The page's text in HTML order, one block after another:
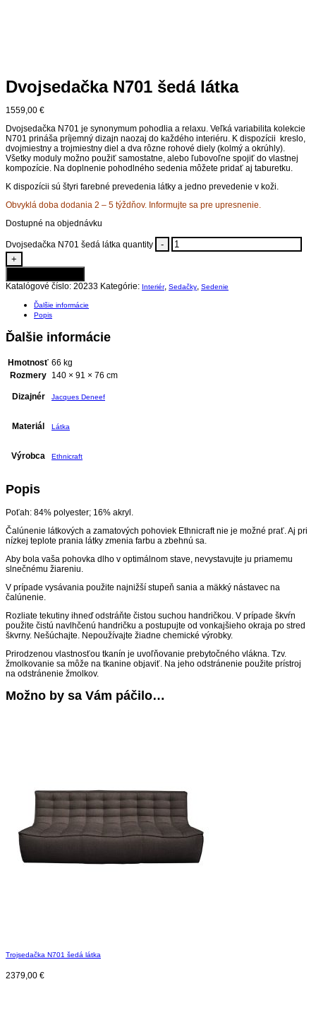
Dvojsedačka N701 šedá látka
1559,00 €
Dvojsedačka N701 je synonymum pohodlia a relaxu. Veľká variabilita kolekcie
N701 prináša príjemný dizajn naozaj do každého interiéru. K dispozícii kreslo,
dvojmiestny a trojmiestny diel a dva rôzne rohové diely (kolmý a okrúhly).
Všetky moduly možno použiť samostatne, alebo ľubovoľne spojiť do vlastnej
kompozície. Na doplnenie pohodlného sedenia môžete pridať aj taburetku.
K dispozícii sú štyri farebné prevedenia látky a jedno prevedenie v koži.
Obvyklá doba dodania 2 – 5 týždňov. Informujte sa pre upresnenie.
Dostupné na objednávku
Dvojsedačka N701 šedá látka quantity
-
+
Katalógové číslo: 20233 Kategórie: Interiér, Sedačky Sedenie
Ďalšie informácie
Popis
Ďalšie informácie
Hmotnosť 66 kg
Rozmery 140 × 91 × 76 cm
Dizajnér Jacques Deneef
Materiál Látka
Výrobca Ethnicraft
Popis
Poťah: 84% polyester; 16% akryl.
Čalúnenie látkových a zamatových pohoviek Ethnicraft nie je možné prať. Aj pri
nízkej teplote prania látky zmenia farbu a zbehnú sa.
Aby bola vaša pohovka dlho v optimálnom stave, nevystavujte ju priamemu
slnečnému žiareniu.
V prípade vysávania použite najnižší stupeň sania a mäkký nástavec na
čalúnenie.
Rozliate tekutiny ihneď odstráňte čistou suchou handričkou. V prípade škvŕn
použite čistú navlhčenú handričku a postupujte od vonkajšieho okraja po stred
škvrny. Nešúchajte. Nepoužívajte žiadne chemické výrobky.
Prirodzenou vlastnosťou tkanín je uvoľňovanie prebytočného vlákna. Tzv.
žmolkovanie sa môže na tkanine objaviť. Na jeho odstránenie použite prístroj
na odstránenie žmolkov.
Možno by sa Vám páčilo…
Trojsedačka N701 šedá látka
2379,00 €